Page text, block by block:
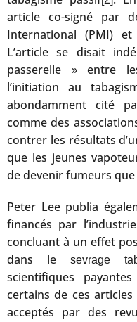
article co-signé par
International (PMI)
L’article se disait
passerelle » entre
l’initiation au
abondamment cité
comme des
contrer les résultats
que les jeunes
de devenir fumeurs
Peter Lee publia
financés par
concluant à un effet
dans le
sevrage
scientifiques
certains de ces
acceptés par des